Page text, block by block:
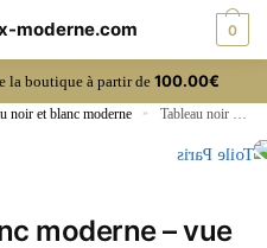
0
la boutique à partir de 100.00€
noir et blanc moderne » Tableau noir et blanc moderne – vue de Paris
moderne – vue